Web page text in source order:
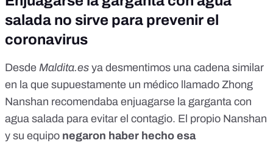
salada no sirve para prevenir el
coronavirus
Desde Maldita.es ya desmentimos una cadena similar
en la que supuestamente un médico llamado Zhong
Nanshan recomendaba enjuagarse la garganta con
agua salada para evitar el contagio. El propio Nanshan
y su equipo negaron haber hecho esa